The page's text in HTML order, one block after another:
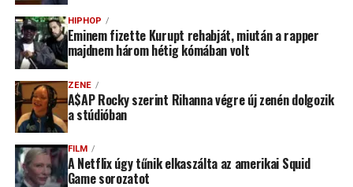
HIPHOP
Eminem fizette Kurupt rehabját, miután a rapper
majdnem három hétig kómában volt
ZENE
A$AP Rocky szerint Rihanna végre új zenén dolgozik
a stúdióban
FILM
A Netflix úgy tűnik elkaszálta az amerikai Squid
Game sorozatot